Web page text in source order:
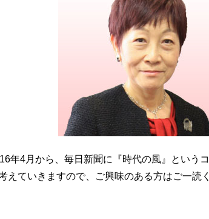
年4月から、毎日新聞に『時代の風』という
えていきますので、ご興味のある方はご一読